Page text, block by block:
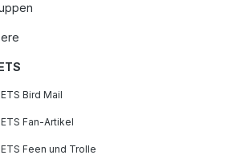
Bird Mail
Fan-Artikel
Feen und Trolle